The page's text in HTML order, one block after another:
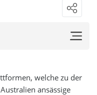
welche zu der
ansässige